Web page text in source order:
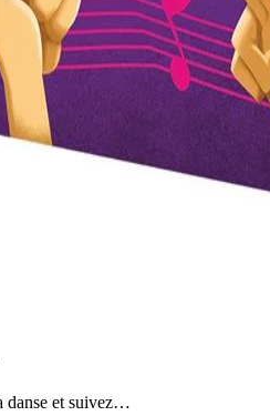
danse et suivez…